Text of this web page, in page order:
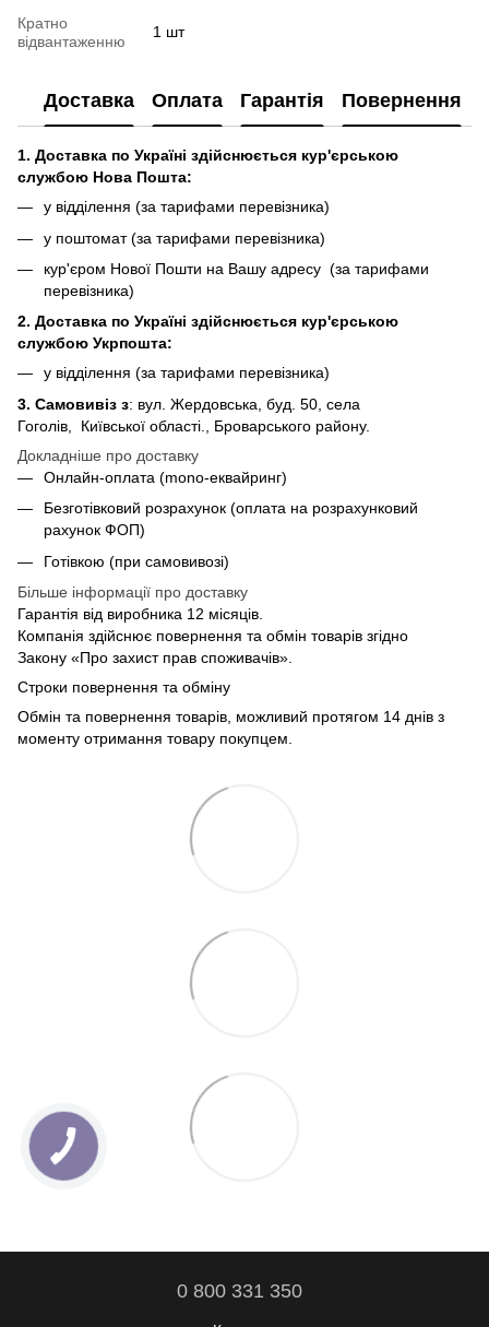
Кратно
відвантаженню
1 шт
Доставка Оплата Гарантія Повернення
1. Доставка по Україні здійснюється кур'єрською
службою Нова Пошта:
у відділення (за тарифами перевізника)
у поштомат (за тарифами перевізника)
кур'єром Нової Пошти на Вашу адресу (за тарифами
перевізника)
2. Доставка по Україні здійснюється кур'єрською
службою Укрпошта:
у відділення (за тарифами перевізника)
3. Самовивіз з: вул. Жердовська, буд. 50, села
Гоголів, Київської області., Броварського району.
Докладніше про доставку
Онлайн-оплата (mono-еквайринг)
Безготівковий розрахунок (оплата на розрахунковий
рахунок ФОП)
Готівкою (при самовивозі)
Більше інформації про доставку
Гарантія від виробника 12 місяців.
Компанія здійснює повернення та обмін товарів згідно
Закону «Про захист прав споживачів».
Строки повернення та обміну
Обмін та повернення товарів, можливий протягом 14 днів з
моменту отримання товару покупцем.
0 800 331 350